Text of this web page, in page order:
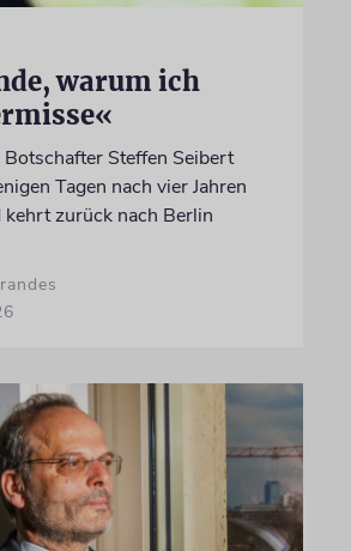
warum ich
Steffen Seibert
Tagen nach vier Jahren
kehrt zurück nach Berlin